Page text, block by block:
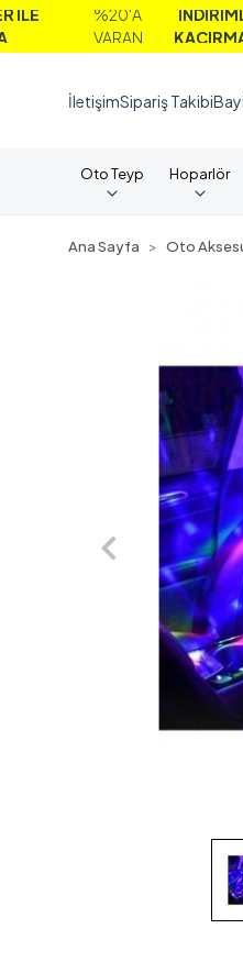
%20'A
İNDİRİMLERİ
KAÇIRMAYIN!
İletişimSipariş Takibi
Oto Teyp Hoparlör
Ana Sayfa Oto